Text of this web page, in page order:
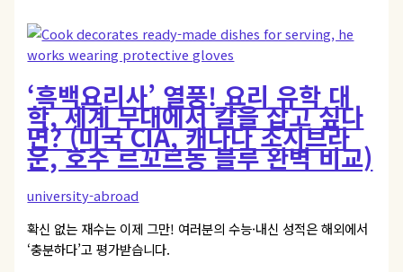
‘흑백요리사’ 열풍! 요리 유학 대
학, 세계 무대에서 칼을 잡고 싶다
면? (미국 CIA, 캐나다 조지브라
운, 호주 르꼬르동 블루 완벽 비교)
university-abroad
확신 없는 재수는 이제 그만! 여러분의 수능·내신 성적은 해외에서
‘충분하다’고 평가받습니다.